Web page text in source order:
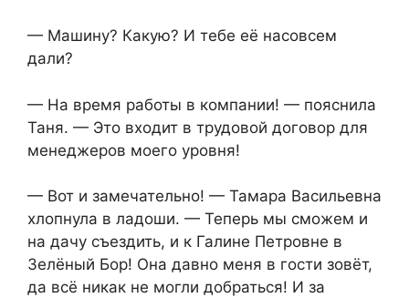
— Машину? Какую? И тебе её насовсем
дали?
— На время работы в компании! — пояснила
Таня. — Это входит в трудовой договор для
менеджеров моего уровня!
— Вот и замечательно! — Тамара Васильевна
хлопнула в ладоши. — Теперь мы сможем и
на дачу съездить, и к Галине Петровне в
Зелёный Бор! Она давно меня в гости зовёт,
да всё никак не могли добраться! И за